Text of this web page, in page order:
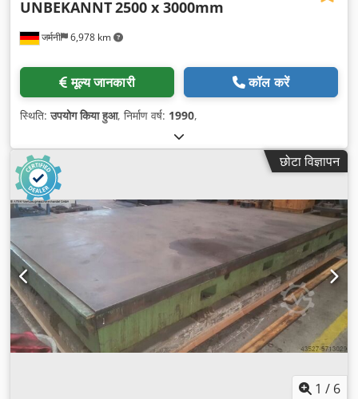
जर्मनी 6,978 km
UNBEKANNT2500 x 3000mm
मूल्य जानकारी कॉल करें
स्थिति:उपयोग किया हुआ, निर्माण वर्ष: 1990,
छोटा विज्ञापन
1 / 6